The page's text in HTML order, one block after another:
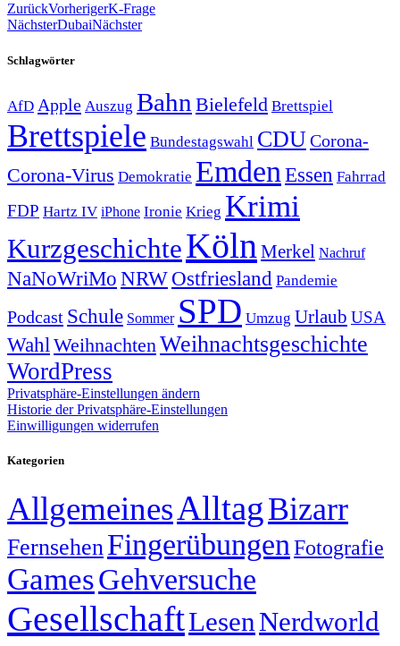
ZurückVorherigerK-Frage
NächsterDubaiNächster
Schlagwörter
AfD Apple Auszug Bahn Bielefeld Brettspiel
Brettspiele Bundestagswahl CDUCorona-
Corona-Virus Demokratie Emden Essen Fahrrad
FDP Hartz IV iPhone Ironie Krieg Krimi
KurzgeschichteKöln Merkel Nachruf
NaNoWriMo NRWOstfriesland Pandemie
Podcast Schule Sommer SPD Umzug Urlaub USA
Wahl Weihnachten Weihnachtsgeschichte
WordPress
Privatsphäre-Einstellungen ändern
Historie der Privatsphäre-Einstellungen
Einwilligungen widerrufen
Kategorien
AllgemeinesAlltagBizarr
FernsehenFingerübungen Fotografie
GamesGehversuche
GesellschaftLesenNerdworld